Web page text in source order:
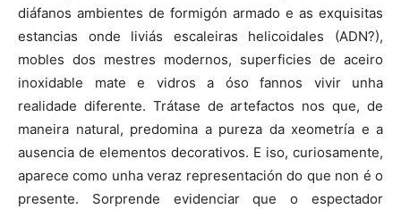
diáfanos ambientes de formigón armado e as exquisitas
estancias onde liviás escaleiras helicoidales (ADN?),
mobles dos mestres modernos, superficies de aceiro
inoxidable mate e vidros a óso fannos vivir unha
realidade diferente. Trátase de artefactos nos que, de
maneira natural, predomina a pureza da xeometría e a
ausencia de elementos decorativos. E iso, curiosamente,
aparece como unha veraz representación do que non é o
presente. Sorprende evidenciar que o espectador